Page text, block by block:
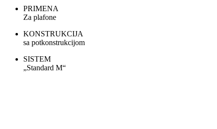
PRIMENA
Za plafone
KONSTRUKCIJA
sa potkonstrukcijom
SISTEM
„Standard M“